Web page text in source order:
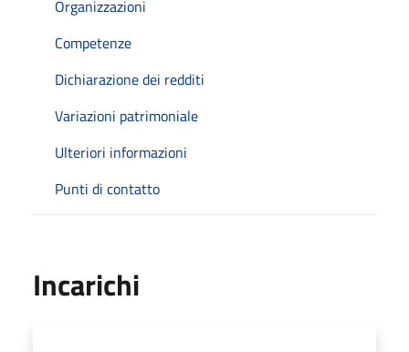
Organizzazioni
Competenze
Dichiarazione dei redditi
Variazioni patrimoniale
Ulteriori informazioni
Punti di contatto
Incarichi